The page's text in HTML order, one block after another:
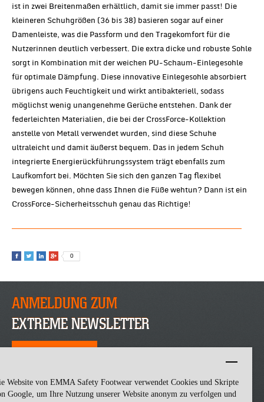
Website von EMMA Safety Footwear verwendet Cookies und Skripte
Google, um Ihre Nutzung unserer Website anonym zu verfolgen und
ist in zwei Breitenmaßen erhältlich, damit sie immer passt! Die
kleineren Schuhgrößen (36 bis 38) basieren sogar auf einer
Damenleiste, was die Passform und den Tragekomfort für die
Nutzerinnen deutlich verbessert. Die extra dicke und robuste Sohle
sorgt in Kombination mit der weichen PU-Schaum-Einlegesohle
für optimale Dämpfung. Diese innovative Einlegesohle absorbiert
übrigens auch Feuchtigkeit und wirkt antibakteriell, sodass
möglichst wenig unangenehme Gerüche entstehen. Dank der
federleichten Materialien, die bei der CrossForce-Kollektion
anstelle von Metall verwendet wurden, sind diese Schuhe
ultraleicht und damit äußerst bequem. Das in jedem Schuh
integrierte Energierückführungssystem trägt ebenfalls zum
Laufkomfort bei. Möchten Sie sich den ganzen Tag flexibel
bewegen können, ohne dass Ihnen die Füße wehtun? Dann ist ein
CrossForce-Sicherheitsschuh genau das Richtige!
0
ANMELDUNG ZUM
EXTREME NEWSLETTER